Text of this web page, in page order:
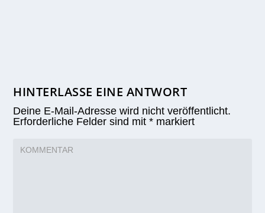
HINTERLASSE EINE ANTWORT
Deine E-Mail-Adresse wird nicht veröffentlicht.
Erforderliche Felder sind mit* markiert